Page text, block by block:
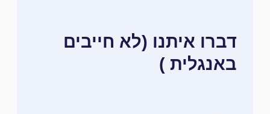
דברו איתנו (לא חייבים
באנגלית )